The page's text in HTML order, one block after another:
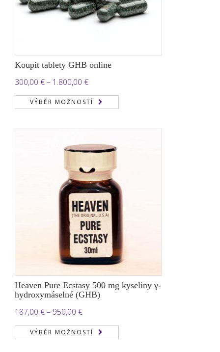
Koupit tablety GHB online
300,00 €– 1.800,00 €Rozpětí
cen:
300,00 €
VÝBĚR MOŽNOSTÍ
Heaven Pure Ecstasy 500 mg kyseliny γ-
hydroxymáselné (GHB)
187,00 €– 950,00 €Rozpětí
cen:
187,00 €
VÝBĚR MOŽNOSTÍ